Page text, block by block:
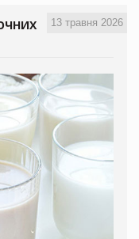
13 травня 2026